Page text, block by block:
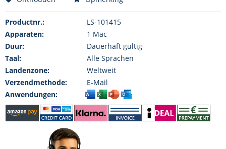
Productnr.:
LS-101415
Apparaten:
1 Mac
Duur:
Dauerhaft gültig
Taal:
Alle Sprachen
Landenzone:
Weltweit
Verzendmethode:
E-Mail
Anwendungen: